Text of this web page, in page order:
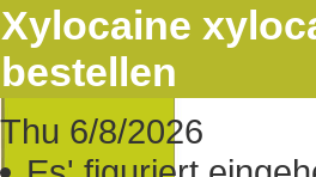
Xylocaine
bestellen
Thu 6/8/2026